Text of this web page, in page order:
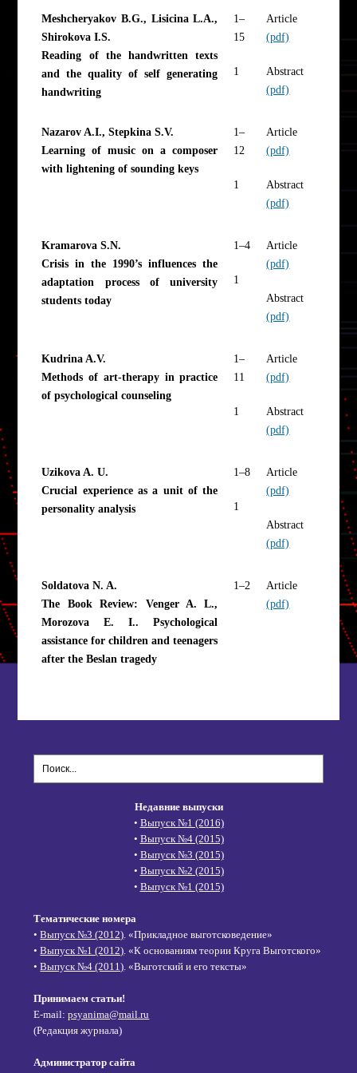
Meshcheryakov B.G., Lisicina L.A.,
Shirokova I.S.
Reading of the handwritten texts
and the quality of self generating
handwriting
1–
15
1
Article
(pdf)
Abstract
(pdf)
Nazarov A.I., Stepkina S.V.
Learning of music on a composer
with lightening of sounding keys
1–
12
1
Article
(pdf)
Abstract
(pdf)
Kramarova S.N.
Crisis in the 1990’s influences the
adaptation process of university
students today
1–4
1
Article
(pdf)
Abstract
(pdf)
Kudrina A.V.
Methods of art-therapy in practice
of psychological counseling
1–
11
1
Article
(pdf)
Abstract
(pdf)
Uzikova A. U.
Crucial experience as a unit of the
personality analysis
1–8
1
Article
(pdf)
Abstract
(pdf)
Soldatova N. A.
The Book Review: Venger A. L.,
Morozova E. I.. Psychological
assistance for children and teenagers
after the Beslan tragedy
1–2
Article
(pdf)
Недавние выпуски
• Выпуск №1 (2016)
• Выпуск №4 (2015)
• Выпуск №3 (2015)
• Выпуск №2 (2015)
• Выпуск №1 (2015)
Тематические номера
•Выпуск №3 (2012) . «Прикладное выготсковедение»
•Выпуск №1 (2012) . «К основаниям теории Круга Выготского»
•Выпуск №4 (2011) . «Выготский и его тексты»
Принимаем статьи!
E-mail:psyanima@mail.ru
(Редакция журнала)
Администратор сайта